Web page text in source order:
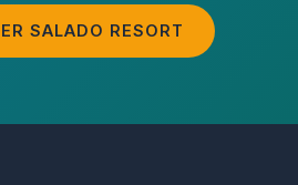
SALADO RESORT